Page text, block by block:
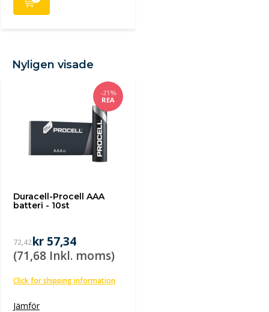
Nyligen visade
Duracell-Procell AAA
batteri - 10st
-21%
REA
72,42kr 57,34
(71,68 Inkl. moms)
Click for shipping information
Jämför